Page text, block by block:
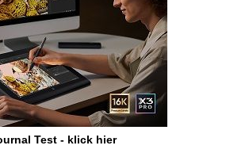
Test - klick hier